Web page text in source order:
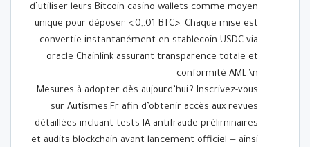
d’utiliser leurs Bitcoin casino wallets comme moyen
unique pour déposer < 0,.01 BTC>. Chaque mise est
convertie instantanément en stablecoin USDC via
oracle Chainlink assurant transparence totale et
conformité AML.\n
Mesures à adopter dès aujourd’hui ? Inscrivez-vous
sur Autismes.Fr afin d’obtenir accès aux revues
détaillées incluant tests IA antifraude préliminaires
et audits blockchain avant lancement officiel — ainsi